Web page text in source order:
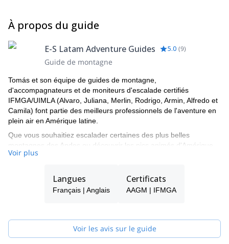
À propos du guide
E-S Latam Adventure Guides 5.0 (9)
Guide de montagne
Tomás et son équipe de guides de montagne,
d'accompagnateurs et de moniteurs d'escalade certifiés
IFMGA/UIMLA (Alvaro, Juliana, Merlin, Rodrigo, Armin, Alfredo et
Camila) font partie des meilleurs professionnels de l'aventure en
plein air en Amérique latine.
Que vous souhaitiez escalader certaines des plus belles
montagnes des Andes ou découvrir les pics animés d'Amérique
centrale, entre autres options étonnantes, vous serez entre de
professionnels qui vous montreront non seulement les meilleurs
endroits d'Amérique latine pour les aventures en plein air, mais
vous rapprocheront également des cultures locales colorées des
Tomás sera votre principal point de contact pendant le processus
de réservation et vous aidera à répondre à toutes vos questions
Voir plus
Langues
Français | Anglais
Certificats
AAGM | IFMGA
Voir les avis sur le guide